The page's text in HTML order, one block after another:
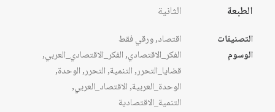
الطبعة
الثانية
التصنيفات اقتصاد,ورقي فقط
الوسوم
الفكر_الاقتصادي,الفكر_الاقتصادي_العربي,
قضايا_التحرر,التنمية,التحرر,الوحدة,
الوحدة_العربية,الاقتصاد_العربي,
التنمية_الاقتصادية